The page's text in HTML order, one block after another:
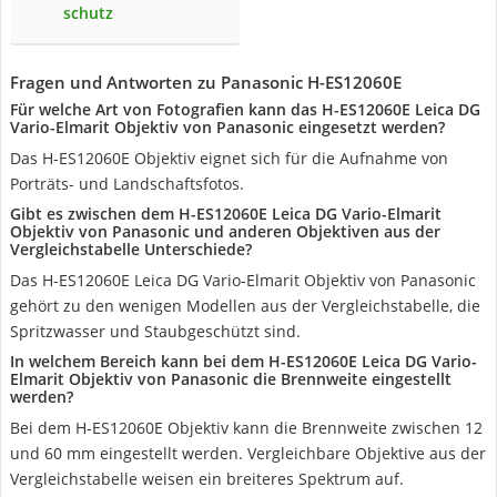
schutz
Fragen und Antworten zu Panasonic H-ES12060E
Für welche Art von Fotografien kann das H-ES12060E Leica DG
Vario-Elmarit Objektiv von Panasonic eingesetzt werden?
Das H-ES12060E Objektiv eignet sich für die Aufnahme von
Porträts- und Landschaftsfotos.
Gibt es zwischen dem H-ES12060E Leica DG Vario-Elmarit
Objektiv von Panasonic und anderen Objektiven aus der
Vergleichstabelle Unterschiede?
Das H-ES12060E Leica DG Vario-Elmarit Objektiv von Panasonic
gehört zu den wenigen Modellen aus der Vergleichstabelle, die
Spritzwasser und Staubgeschützt sind.
In welchem Bereich kann bei dem H-ES12060E Leica DG Vario-
Elmarit Objektiv von Panasonic die Brennweite eingestellt
werden?
Bei dem H-ES12060E Objektiv kann die Brennweite zwischen 12
und 60 mm eingestellt werden. Vergleichbare Objektive aus der
Vergleichstabelle weisen ein breiteres Spektrum auf.